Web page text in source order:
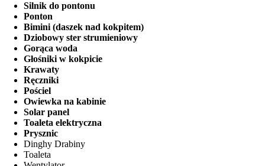
Silnik do pontonu
Ponton
Bimini (daszek nad kokpitem)
Dziobowy ster strumieniowy
Gorąca woda
Głośniki w kokpicie
Krawaty
Ręczniki
Pościel
Owiewka na kabinie
Solar panel
Toaleta elektryczna
Prysznic
Dinghy Drabiny
Toaleta